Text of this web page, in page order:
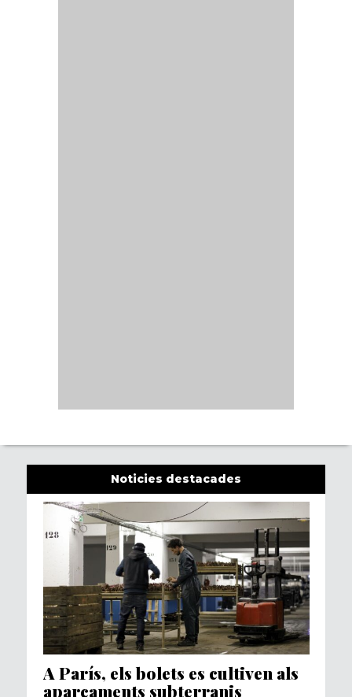
Noticies destacades
A París, els bolets es cultiven als
aparcaments subterranis